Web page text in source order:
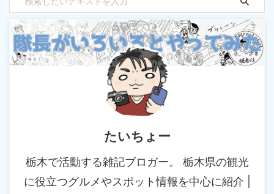
たいちょー
栃木で活動する雑記ブロガー。 栃木県の観光
に役立つグルメやスポット情報を中心に紹介 |